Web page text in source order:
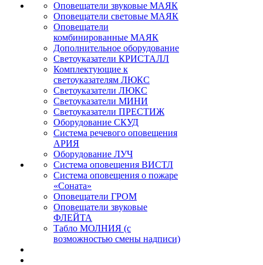
Оповещатели звуковые МАЯК
Оповещатели световые МАЯК
Оповещатели
комбинированные МАЯК
Дополнительное оборудование
Светоуказатели КРИСТАЛЛ
Комплектующие к
светоуказателям ЛЮКС
Светоуказатели ЛЮКС
Светоуказатели МИНИ
Светоуказатели ПРЕСТИЖ
Оборудование СКУД
Система речевого оповещения
АРИЯ
Оборудование ЛУЧ
Система оповещения ВИСТЛ
Система оповещения о пожаре
«Соната»
Оповещатели ГРОМ
Оповещатели звуковые
ФЛЕЙТА
Табло МОЛНИЯ (с
возможностью смены надписи)